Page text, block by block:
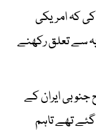
کی کہ امریکی
سے تعلق رکھنے
ایران کے
تھے تاہم